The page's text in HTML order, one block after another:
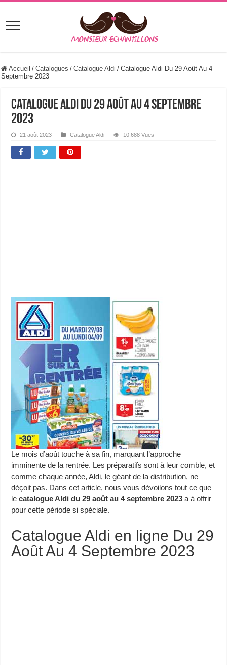
Accueil / Catalogues / Catalogue Aldi / Catalogue Aldi Du 29 Août Au 4
Septembre 2023
Catalogue Aldi Du 29 Août Au 4 Septembre
2023
21 août 2023 Catalogue Aldi 10,688 Vues
Le mois d’août touche à sa fin, marquant l’approche
imminente de la rentrée. Les préparatifs sont à leur comble, et
comme chaque année, Aldi, le géant de la distribution, ne
déçoit pas. Dans cet article, nous vous dévoilons tout ce que
lecatalogue Aldi du 29 août au 4 septembre 2023 a à offrir
pour cette période si spéciale.
Catalogue Aldi en ligne Du 29
Août Au 4 Septembre 2023